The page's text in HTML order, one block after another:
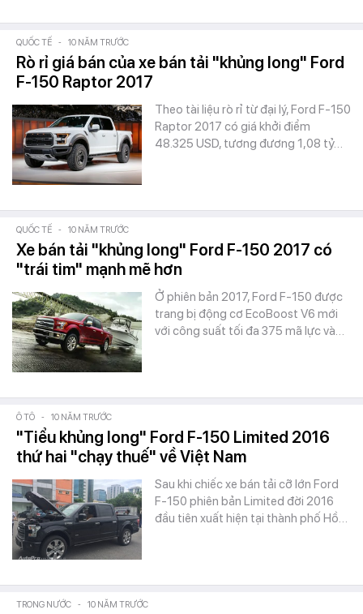
QUỐC TẾ - 10 NĂM TRƯỚC
Rò rỉ giá bán của xe bán tải "khủng long" Ford
F-150 Raptor 2017
Theo tài liệu rò rỉ từ đại lý, Ford F-150
Raptor 2017 có giá khởi điểm
48.325 USD, tương đương 1,08 tỷ…
QUỐC TẾ - 10 NĂM TRƯỚC
Xe bán tải "khủng long" Ford F-150 2017 có
"trái tim" mạnh mẽ hơn
Ở phiên bản 2017, Ford F-150 được
trang bị động cơ EcoBoost V6 mới
với công suất tối đa 375 mã lực và…
Ô TÔ - 10 NĂM TRƯỚC
"Tiểu khủng long" Ford F-150 Limited 2016
thứ hai "chạy thuế" về Việt Nam
Sau khi chiếc xe bán tải cỡ lớn Ford
F-150 phiên bản Limited đời 2016
đầu tiên xuất hiện tại thành phố Hồ…
TRONG NƯỚC - 10 NĂM TRƯỚC